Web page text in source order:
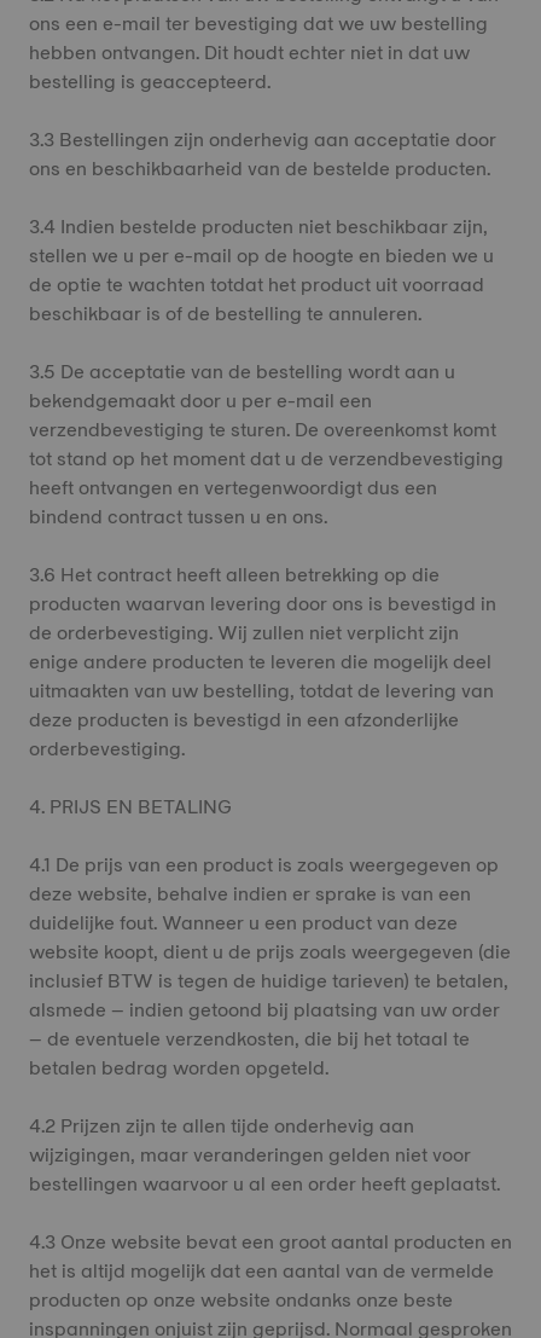
ons een e-mail ter bevestiging dat we uw bestelling
hebben ontvangen. Dit houdt echter niet in dat uw
bestelling is geaccepteerd.
3.3 Bestellingen zijn onderhevig aan acceptatie door
ons en beschikbaarheid van de bestelde producten.
3.4 Indien bestelde producten niet beschikbaar zijn,
stellen we u per e-mail op de hoogte en bieden we u
de optie te wachten totdat het product uit voorraad
beschikbaar is of de bestelling te annuleren.
3.5 De acceptatie van de bestelling wordt aan u
bekendgemaakt door u per e-mail een
verzendbevestiging te sturen. De overeenkomst komt
tot stand op het moment dat u de verzendbevestiging
heeft ontvangen en vertegenwoordigt dus een
bindend contract tussen u en ons.
3.6 Het contract heeft alleen betrekking op die
producten waarvan levering door ons is bevestigd in
de orderbevestiging. Wij zullen niet verplicht zijn
enige andere producten te leveren die mogelijk deel
uitmaakten van uw bestelling, totdat de levering van
deze producten is bevestigd in een afzonderlijke
orderbevestiging.
4. PRIJS EN BETALING
4.1 De prijs van een product is zoals weergegeven op
deze website, behalve indien er sprake is van een
duidelijke fout. Wanneer u een product van deze
website koopt, dient u de prijs zoals weergegeven (die
inclusief BTW is tegen de huidige tarieven) te betalen,
alsmede – indien getoond bij plaatsing van uw order
– de eventuele verzendkosten, die bij het totaal te
betalen bedrag worden opgeteld.
4.2 Prijzen zijn te allen tijde onderhevig aan
wijzigingen, maar veranderingen gelden niet voor
bestellingen waarvoor u al een order heeft geplaatst.
4.3 Onze website bevat een groot aantal producten en
het is altijd mogelijk dat een aantal van de vermelde
producten op onze website ondanks onze beste
inspanningen onjuist zijn geprijsd. Normaal gesproken